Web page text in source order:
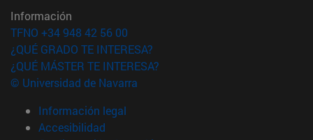
Información
TFNO +34 948 42 56 00
¿QUÉ GRADO TE INTERESA?
¿QUÉ MÁSTER TE INTERESA?
© Universidad de Navarra
Información legal
Accesibilidad